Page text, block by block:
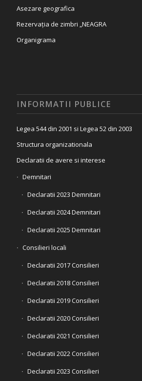
Asezare geografica
Rezervația de zimbri „NEAGRA
Organigrama
INFORMATII PUBLICE
Legea 544 din 2001 si Legea 52 din 2003
Structura organizationala
Declaratii de avere si interese
Demnitari
Declaratii 2023 Demnitari
Declaratii 2024 Demnitari
Declaratii 2025 Demnitari
Consilieri locali
Declaratii 2017 Consilieri
Declaratii 2018 Consilieri
Declaratii 2019 Consilieri
Declaratii 2020 Consilieri
Declaratii 2021 Consilieri
Declaratii 2022 Consilieri
Declaratii 2023 Consilieri